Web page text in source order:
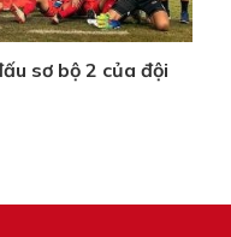
sơ bộ 2 của đội